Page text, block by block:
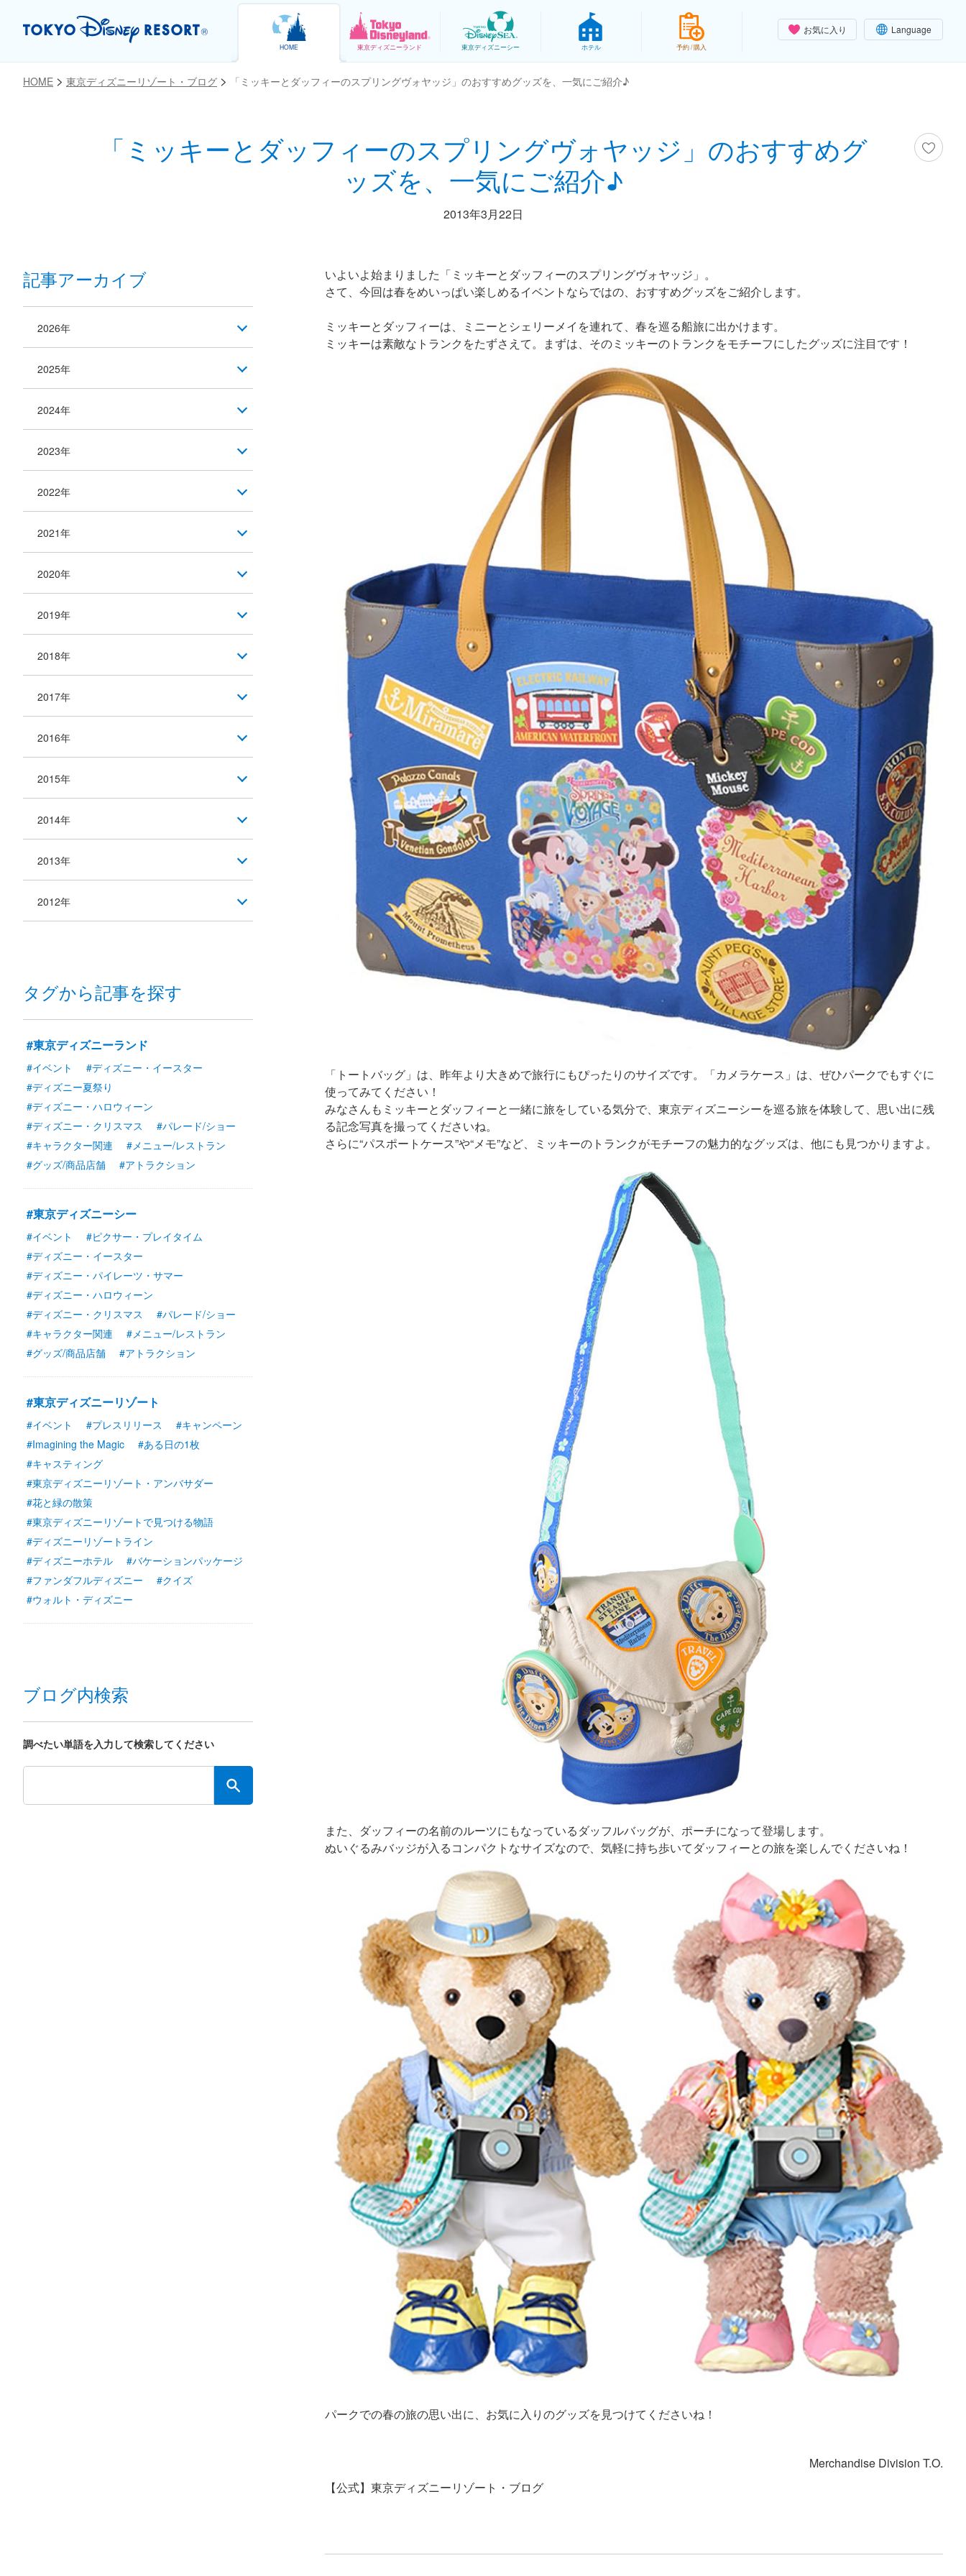
お気に入り Language
HOME 東京ディズニーランド 東京ディズニーシー ホテル 予約 / 購入
HOME 東京ディズニーリゾート・ブログ 「ミッキーとダッフィーのスプリングヴォヤッジ」のおすすめグッズを、一気にご紹介♪
「ミッキーとダッフィーのスプリングヴォヤッジ」のおすすめグ
ッズを、一気にご紹介♪
お気に入り
2013年3月22日
いよいよ始まりました「ミッキーとダッフィーのスプリングヴォヤッジ」。
さて、今回は春をめいっぱい楽しめるイベントならではの、おすすめグッズをご紹介します。
ミッキーとダッフィーは、ミニーとシェリーメイを連れて、春を巡る船旅に出かけます。
ミッキーは素敵なトランクをたずさえて。まずは、そのミッキーのトランクをモチーフにしたグッズに注目です！
「トートバッグ」は、昨年より大きめで旅行にもぴったりのサイズです。「カメラケース」は、ぜひパークでもすぐに
使ってみてください！
みなさんもミッキーとダッフィーと一緒に旅をしている気分で、東京ディズニーシーを巡る旅を体験して、思い出に残
る記念写真を撮ってくださいね。
さらに“パスポートケース”や“メモ”など、ミッキーのトランクがモチーフの魅力的なグッズは、他にも見つかりますよ。
また、ダッフィーの名前のルーツにもなっているダッフルバッグが、ポーチになって登場します。
ぬいぐるみバッジが入るコンパクトなサイズなので、気軽に持ち歩いてダッフィーとの旅を楽しんでくださいね！
パークでの春の旅の思い出に、お気に入りのグッズを見つけてくださいね！
Merchandise Division T.O.
【公式】東京ディズニーリゾート・ブログ
記事アーカイブ
2026年
2025年
2024年
2023年
2022年
2021年
2020年
2019年
2018年
2017年
2016年
2015年
2014年
2013年
2012年
タグから記事を探す
#東京ディズニーランド
#イベント
#ディズニー・イースター
#ディズニー夏祭り
#ディズニー・ハロウィーン
#ディズニー・クリスマス
#パレード/ショー
#キャラクター関連
#メニュー/レストラン
#グッズ/商品店舗
#アトラクション
#東京ディズニーシー
#イベント
#ピクサー・プレイタイム
#ディズニー・イースター
#ディズニー・パイレーツ・サマー
#ディズニー・ハロウィーン
#ディズニー・クリスマス
#パレード/ショー
#キャラクター関連
#メニュー/レストラン
#グッズ/商品店舗
#アトラクション
#東京ディズニーリゾート
#イベント #プレスリリース
#キャンペーン
#Imagining the Magic
#ある日の1枚
#キャスティング
#東京ディズニーリゾート・アンバサダー
#花と緑の散策
#東京ディズニーリゾートで見つける物語
#ディズニーリゾートライン
#ディズニーホテル
#バケーションパッケージ
#ファンダフルディズニー
#クイズ
#ウォルト・ディズニー
ブログ内検索
調べたい単語を入力して検索してください